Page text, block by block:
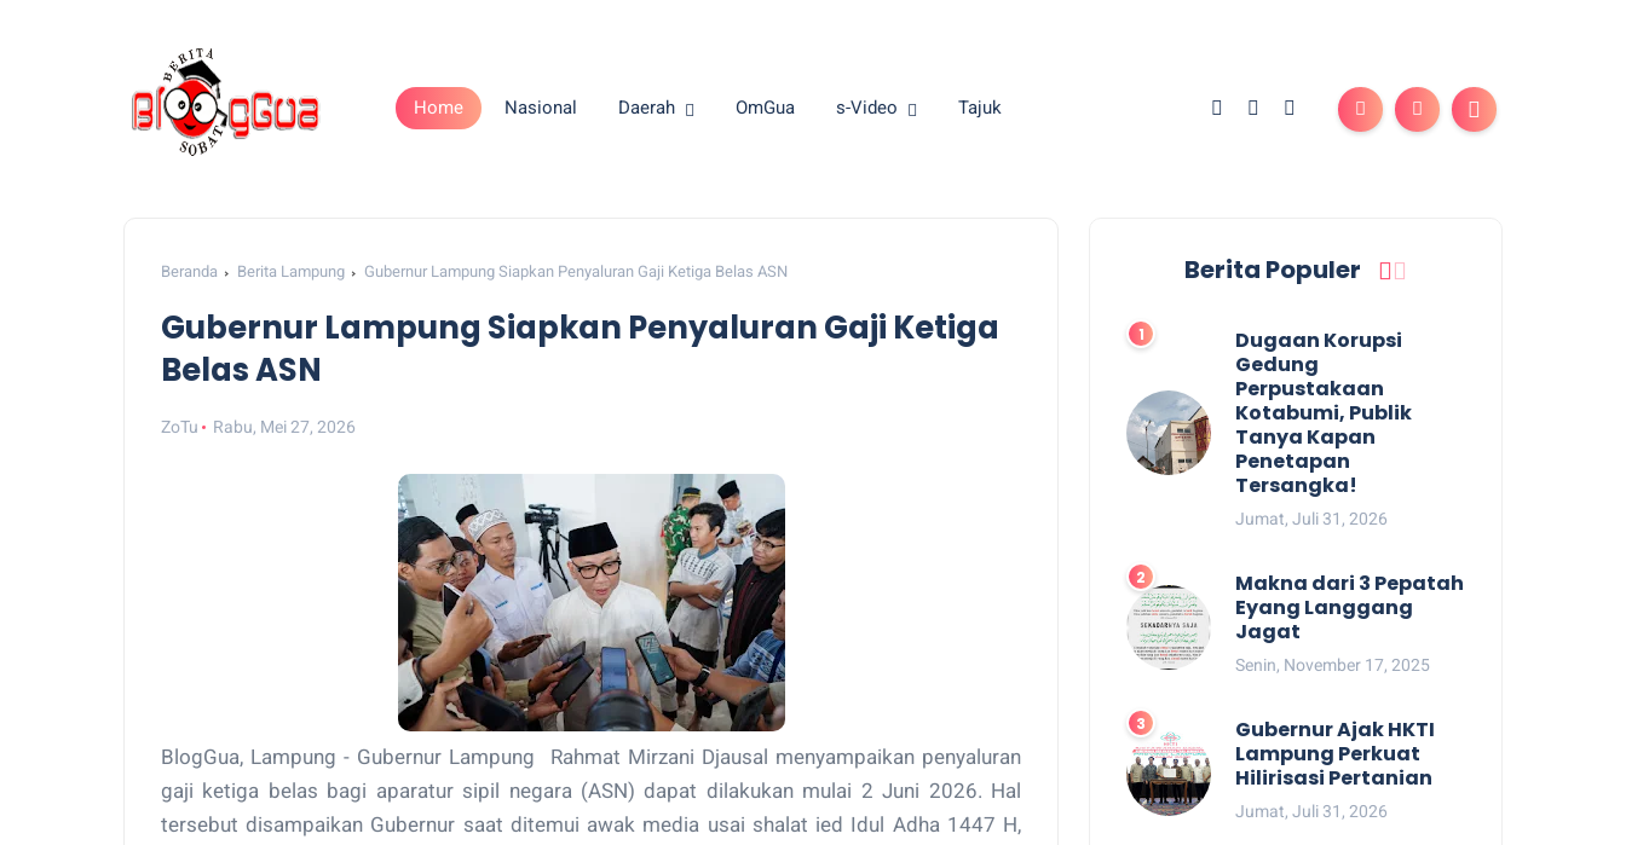
Home Nasional Daerah OmGua s-Video Tajuk
Beranda Berita Lampung Gubernur Lampung Siapkan Penyaluran Gaji Ketiga Belas ASN
Gubernur Lampung Siapkan Penyaluran Gaji Ketiga
Belas ASN
ZoTu Rabu, Mei 27, 2026
BlogGua, Lampung - Gubernur Lampung Rahmat Mirzani Djausal menyampaikan penyaluran
gaji ketiga belas bagi aparatur sipil negara (ASN) dapat dilakukan mulai 2 Juni 2026. Hal
tersebut disampaikan Gubernur saat ditemui awak media usai shalat ied Idul Adha 1447 H,
Berita Populer
Dugaan Korupsi
Gedung
Perpustakaan
Kotabumi, Publik
Tanya Kapan
Penetapan
Tersangka!
Jumat, Juli 31, 2026
Makna dari 3 Pepatah
Eyang Langgang
Jagat
Senin, November 17, 2025
Gubernur Ajak HKTI
Lampung Perkuat
Hilirisasi Pertanian
Jumat, Juli 31, 2026